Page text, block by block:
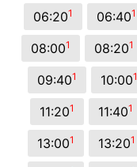
06:201 06:401
08:001 08:201
09:401 10:001
11:201 11:401
13:001 13:201